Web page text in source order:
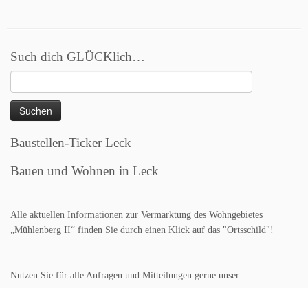
Such dich GLÜCKlich…
nach:
Baustellen-Ticker Leck
Bauen und Wohnen in Leck
Alle aktuellen Informationen zur Vermarktung des Wohngebietes
„Mühlenberg II“ finden Sie durch einen Klick auf das "Ortsschild"!
Nutzen Sie für alle Anfragen und Mitteilungen gerne unser